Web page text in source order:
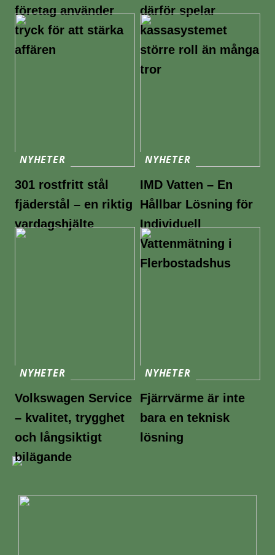
företag använder
tryck för att stärka
affären
därför spelar
kassasystemet
större roll än många
tror
NYHETER
301 rostfritt stål
fjäderstål – en riktig
vardagshjälte
NYHETER
IMD Vatten – En
Hållbar Lösning för
Individuell
Vattenmätning i
Flerbostadshus
NYHETER
Volkswagen Service
– kvalitet, trygghet
och långsiktigt
bilägande
NYHETER
Fjärrvärme är inte
bara en teknisk
lösning